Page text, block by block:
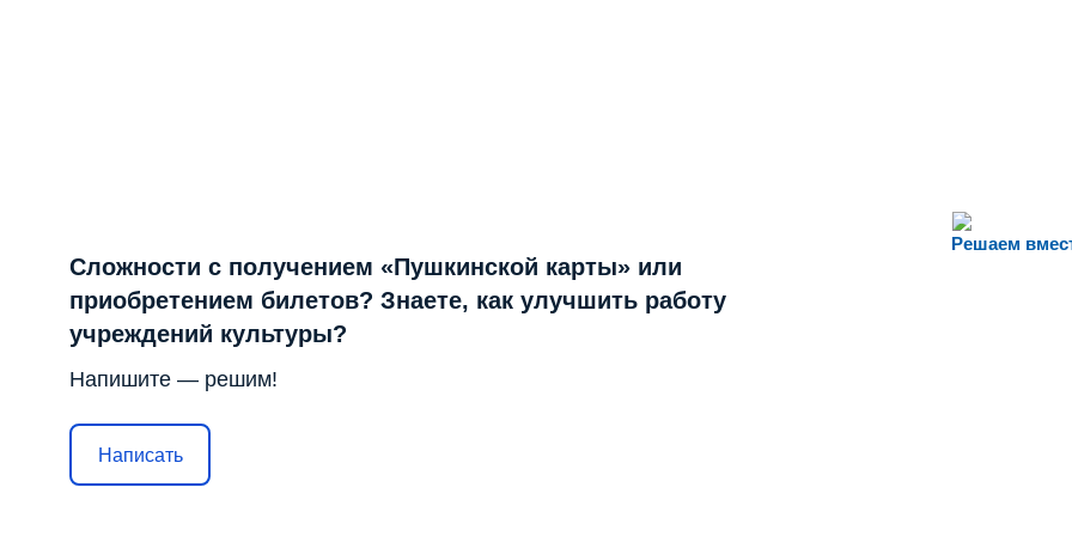
Решаем
Сложности с получением «Пушкинской карты» или
приобретением билетов? Знаете, как улучшить работу
учреждений культуры?
Напишите — решим!
Написать